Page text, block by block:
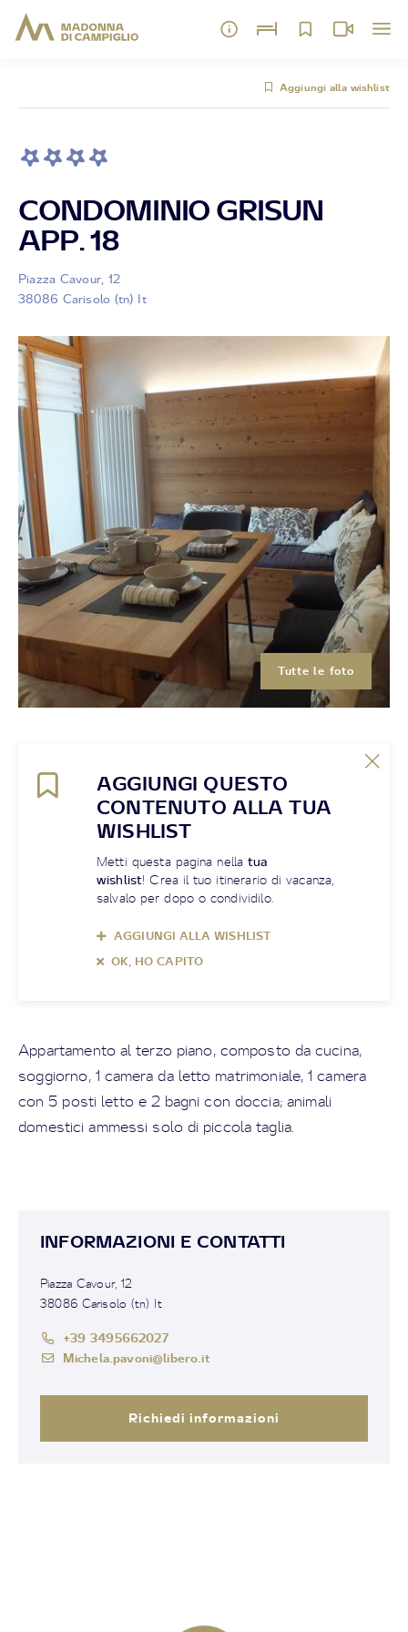
Aggiungi alla wishlist
CONDOMINIO GRISUN
APP. 18
Piazza Cavour, 12
38086 Carisolo (tn) It
Tutte le foto
AGGIUNGI QUESTO
CONTENUTO ALLA TUA
WISHLIST
Metti questa pagina nellatua
wishlist! Crea il tuo itinerario di vacanza,
salvalo per dopo o condividilo.
AGGIUNGI ALLA WISHLIST
OK, HO CAPITO
Appartamento al terzo piano, composto da cucina,
soggiorno, 1 camera da letto matrimoniale, 1 camera
con 5 posti letto e 2 bagni con doccia; animali
domestici ammessi solo di piccola taglia.
INFORMAZIONI E CONTATTI
Piazza Cavour, 12
38086 Carisolo (tn) It
+39 3495662027
Michela.pavoni@libero.it
Richiedi informazioni